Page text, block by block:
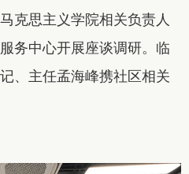
克思主义学院相关负责人
务中心开展座谈调研。临
、主任孟海峰携社区相关